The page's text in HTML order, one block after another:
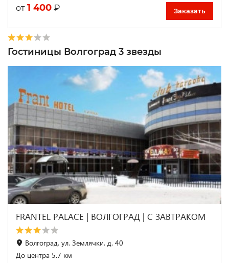
от 1 400 ₽ Заказать
Гостиницы Волгоград 3 звезды
FRANTEL PALACE | ВОЛГОГРАД | С ЗАВТРАКОМ
Волгоград, ул. Землячки, д. 40
До центра 5.7 км